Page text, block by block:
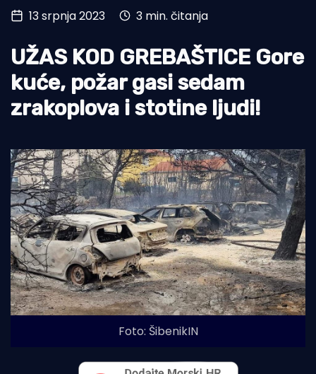
Turizam i nautika
Pomorstvo
Ribolov
Ekologija
13 srpnja 2023 3 min. čitanja
UŽAS KOD GREBAŠTICE Gore
kuće, požar gasi sedam
zrakoplova i stotine ljudi!
Foto: ŠibenikIN